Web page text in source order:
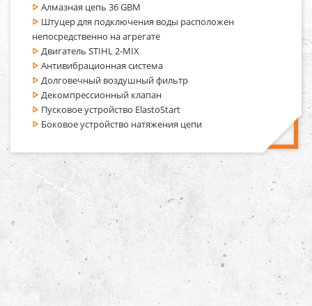
Алмазная цепь 36 GBM
Штуцер для подключения воды расположен
непосредственно на агрегате
Двигатель STIHL 2-MIX
Антивибрационная система
Долговечный воздушный фильтр
Декомпрессионный клапан
Пусковое устройство ElastoStart
Боковое устройство натяжения цепи